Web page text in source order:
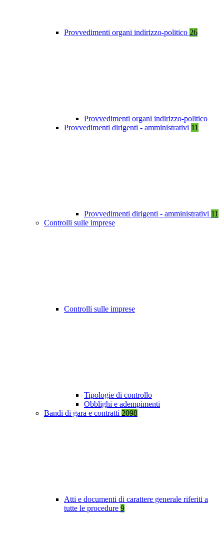
Provvedimenti organi indirizzo-politico 26
Provvedimenti organi indirizzo-politico
Provvedimenti dirigenti - amministrativi 11
Provvedimenti dirigenti - amministrativi 11
Controlli sulle imprese
Controlli sulle imprese
Tipologie di controllo
Obblighi e adempimenti
Bandi di gara e contratti 2098
Atti e documenti di carattere generale riferiti a
tutte le procedure 9